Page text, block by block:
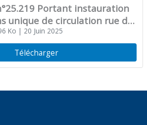
Portant instauration
unique de circulation rue de
Ko | 20 Juin 2025
Télécharger